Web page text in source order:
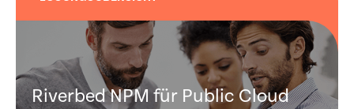
Riverbed NPM für Public Cloud